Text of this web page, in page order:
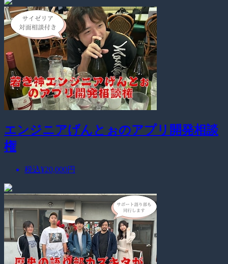
エンジニアげんとぉのアプリ開発相談
権
税込¥20,000円